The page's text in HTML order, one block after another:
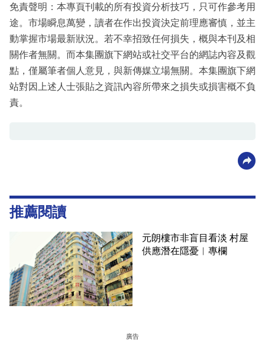
免責聲明：本專頁刊載的所有投資分析技巧，只可作參考用
途。市場瞬息萬變，讀者在作出投資決定前理應審慎，並主
動掌握市場最新狀況。若不幸招致任何損失，概與本刊及相
關作者無關。而本集團旗下網站或社交平台的網誌內容及觀
點，僅屬筆者個人意見，與新傳媒立場無關。本集團旗下網
站對因上述人士張貼之資訊內容所帶來之損失或損害概不負
責。
推薦閱讀
元朗樓市非盲目看淡 村屋
供應潛在隱憂︳專欄
廣告